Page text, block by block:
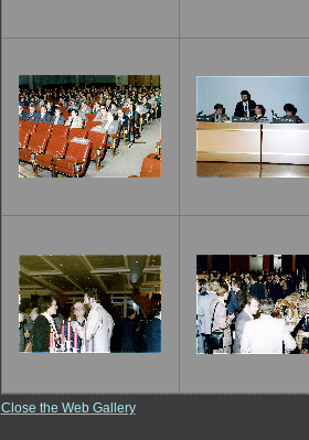
5 6
9 10
Close the Web Gallery